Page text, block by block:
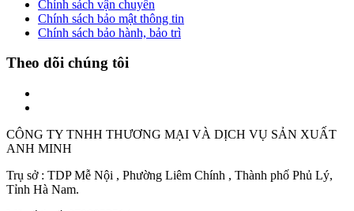
Chính sách vận chuyển
Chính sách bảo mật thông tin
Chính sách bảo hành, bảo trì
Theo dõi chúng tôi
CÔNG TY TNHH THƯƠNG MẠI VÀ DỊCH VỤ SẢN XUẤT
ANH MINH
Trụ sở : TDP Mễ Nội , Phường Liêm Chính , Thành phố Phủ Lý,
Tỉnh Hà Nam.